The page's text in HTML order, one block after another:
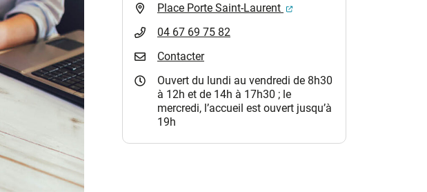
Place Porte Saint-Laurent
(ouverture dans un nouvel
04 67 69 75 82
Contacter
Ouvert du lundi au vendredi de 8h30
à 12h et de 14h à 17h30 ; le
mercredi, l’accueil est ouvert jusqu’à
19h